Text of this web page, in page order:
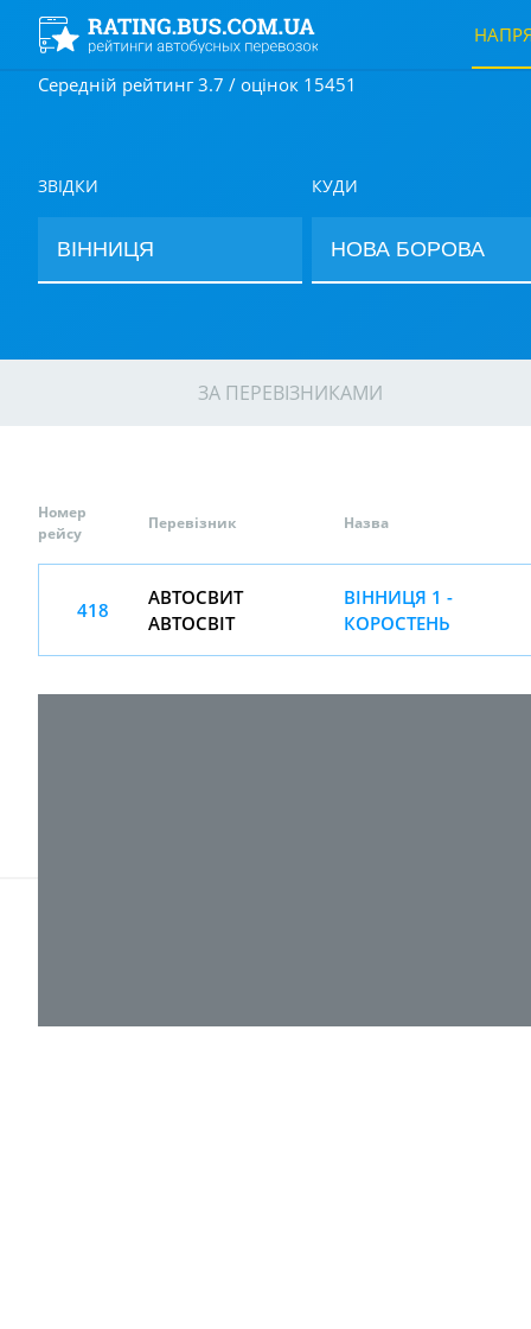
Середній рейтинг 3.7 / оцінок 15451
ЗВІДКИ КУДИ
ЗА ПЕРЕВІЗНИКАМИ
Номер
рейсу
Перевізник Назва
418
АВТОСВИТ
АВТОСВІТ
ВІННИЦЯ 1 -
КОРОСТЕНЬ